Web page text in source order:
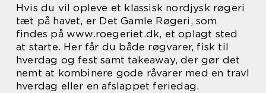
Hvis du vil opleve et klassisk nordjysk røgeri
tæt på havet, er Det Gamle Røgeri, som
findes på www.roegeriet.dk, et oplagt sted
at starte. Her får du både røgvarer, fisk til
hverdag og fest samt takeaway, der gør det
nemt at kombinere gode råvarer med en travl
hverdag eller en afslappet feriedag.